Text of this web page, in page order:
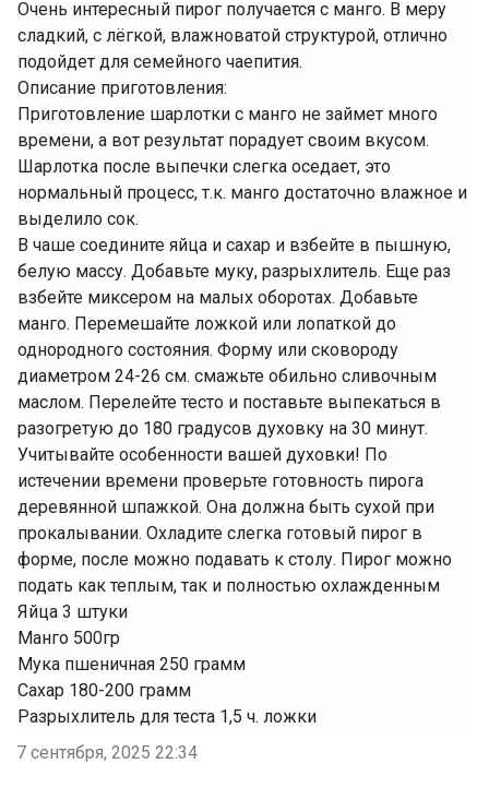
Очень интересный пирог получается с манго. В меру
сладкий, с лёгкой, влажноватой структурой, отлично
подойдет для семейного чаепития.
‌Описание приготовления:
‌Приготовление шарлотки с манго не займет много
времени, а вот результат порадует своим вкусом.
Шарлотка после выпечки слегка оседает, это
нормальный процесс, т.к. манго достаточно влажное и
выделило сок.
‌В чаше соедините яйца и сахар и взбейте в пышную,
белую массу. Добавьте муку, разрыхлитель. Еще раз
взбейте миксером на малых оборотах. Добавьте
манго. Перемешайте ложкой или лопаткой до
однородного состояния. Форму или сковороду
диаметром 24-26 см. смажьте обильно сливочным
маслом. Перелейте тесто и поставьте выпекаться в
разогретую до 180 градусов духовку на 30 минут.
Учитывайте особенности вашей духовки! По
истечении времени проверьте готовность пирога
деревянной шпажкой. Она должна быть сухой при
прокалывании. Охладите слегка готовый пирог в
форме, после можно подавать к столу. Пирог можно
подать как теплым, так и полностью охлажденным
‌Яйца 3 штуки
‌Манго 500гр
‌Мука пшеничная 250 грамм
‌Сахар 180-200 грамм
‌Разрыхлитель для теста 1,5 ч. ложки
7 сентября, 2025 22:34